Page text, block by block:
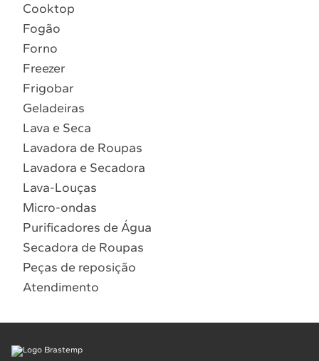
Localizar assistência técnica
8º Embutir
9º Lava Seca
Cooktop
Fogão
Forno
Freezer
Frigobar
Geladeiras
Lava e Seca
Lavadora de Roupas
Lavadora e Secadora
Lava-Louças
Micro-ondas
Purificadores de Água
Secadora de Roupas
Peças de reposição
Atendimento